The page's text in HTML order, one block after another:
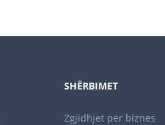
SHËRBIMET
Zgjidhjet për biznes